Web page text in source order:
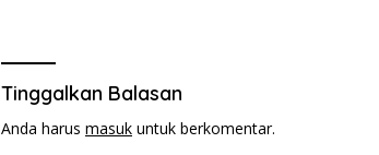
Tinggalkan Balasan
Anda harus masuk untuk berkomentar.